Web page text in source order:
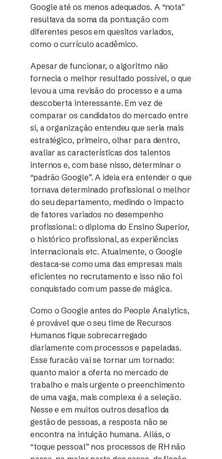
Google até os menos adequados. A “nota”
resultava da soma da pontuação com
diferentes pesos em quesitos variados,
como o currículo acadêmico.
Apesar de funcionar, o algoritmo não
fornecia o melhor resultado possível, o que
levou a uma revisão do processo e a uma
descoberta interessante. Em vez de
comparar os candidatos do mercado entre
si, a organização entendeu que seria mais
estratégico, primeiro, olhar para dentro,
avaliar as características dos talentos
internos e, com base nisso, determinar o
“padrão Google”. A ideia era entender o que
tornava determinado profissional o melhor
do seu departamento, medindo o impacto
de fatores variados no desempenho
profissional: o diploma do Ensino Superior,
o histórico profissional, as experiências
internacionais etc. Atualmente, o Google
destaca-se como uma das empresas mais
eficientes no recrutamento e isso não foi
conquistado com um passe de mágica.
Como o Google antes do People Analytics,
é provável que o seu time de Recursos
Humanos fique sobrecarregado
diariamente com processos e papeladas.
Esse furacão vai se tornar um tornado:
quanto maior a oferta no mercado de
trabalho e mais urgente o preenchimento
de uma vaga, mais complexa é a seleção.
Nesse e em muitos outros desafios da
gestão de pessoas, a resposta não se
encontra na intuição humana. Aliás, o
“toque pessoal” nos processos de RH não